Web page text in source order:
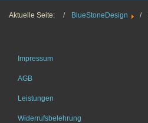
Aktuelle Seite: BlueStoneDesign
Impressum
AGB
Leistungen
Widerrufsbelehrung